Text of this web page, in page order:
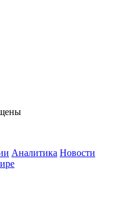
Аналитика Новости